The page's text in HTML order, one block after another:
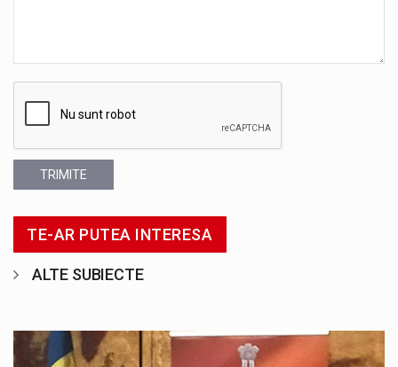
TRIMITE
TE-AR PUTEA INTERESA
ALTE SUBIECTE